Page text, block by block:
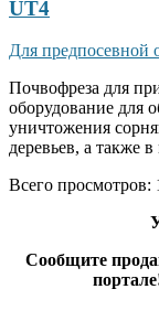
UT4
Для предпосевной
Почвофреза для
оборудование для
уничтожения
деревьев, а также
Всего просмотров:
Сообщите